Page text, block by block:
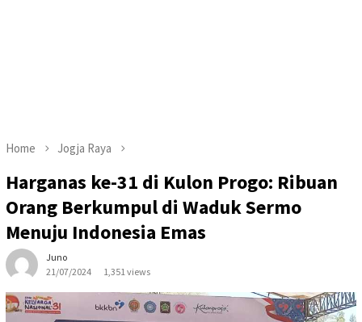
Home Jogja Raya
Harganas ke-31 di Kulon Progo: Ribuan
Orang Berkumpul di Waduk Sermo
Menuju Indonesia Emas
Juno
21/07/2024
1,351 views